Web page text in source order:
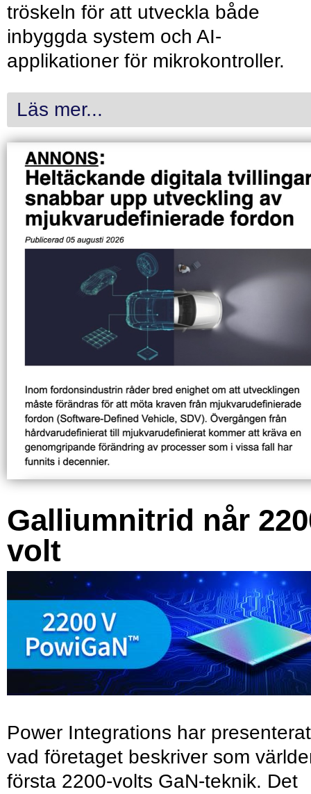
tröskeln för att utveckla både
inbyggda system och AI-
applikationer för mikrokontroller.
Läs mer...
Galliumnitrid når
volt
Power Integrations har presenterat
vad företaget beskriver som
första 2200-volts GaN-teknik. Det